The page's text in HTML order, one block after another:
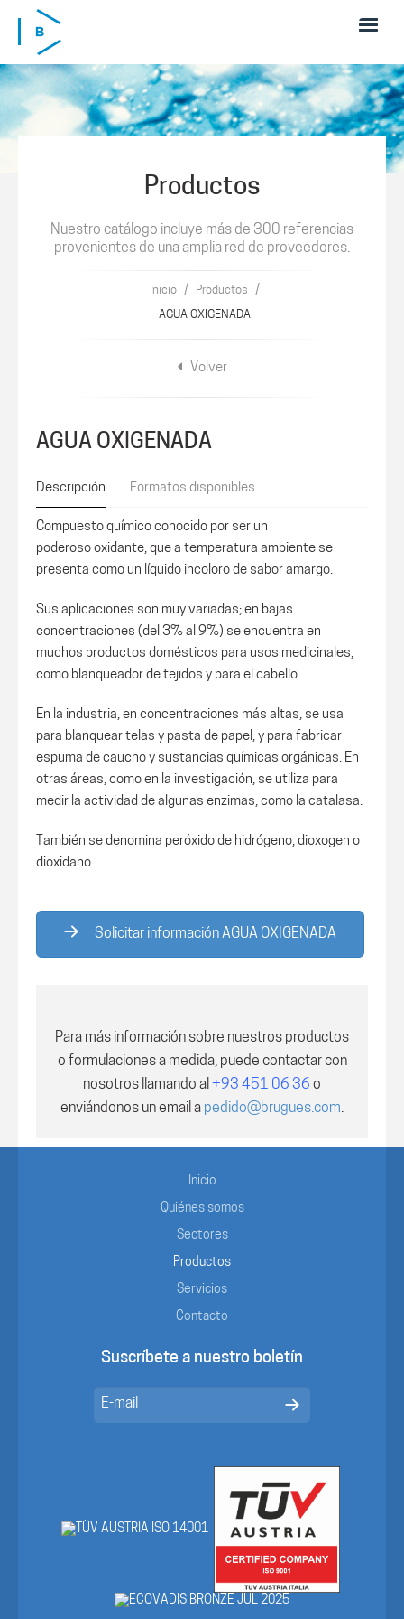
Pasar al contenido principal
Productos
Nuestro catálogo incluye más de 300 referencias
provenientes de una amplia red de proveedores.
Inicio / Productos /
AGUA OXIGENADA
Volver
AGUA OXIGENADA
Descripción Formatos disponibles
Compuesto químico conocido por ser un
poderoso oxidante, que a temperatura ambiente se
presenta como un líquido incoloro de sabor amargo.
Sus aplicaciones son muy variadas; en bajas
concentraciones (del 3% al 9%) se encuentra en
muchos productos domésticos para usos medicinales,
como blanqueador de tejidos y para el cabello.
En la industria, en concentraciones más altas, se usa
para blanquear telas y pasta de papel, y para fabricar
espuma de caucho y sustancias químicas orgánicas. En
otras áreas, como en la investigación, se utiliza para
medir la actividad de algunas enzimas, como la catalasa.
También se denomina peróxido de hidrógeno, dioxogen o
dioxidano.
Solicitar información AGUA OXIGENADA
Para más información sobre nuestros productos
o formulaciones a medida, puede contactar con
nosotros llamando al +93 451 06 36 o
enviándonos un email a pedido@brugues.com.
Inicio
Quiénes somos
Sectores
Productos
Servicios
Contacto
Suscríbete a nuestro boletín